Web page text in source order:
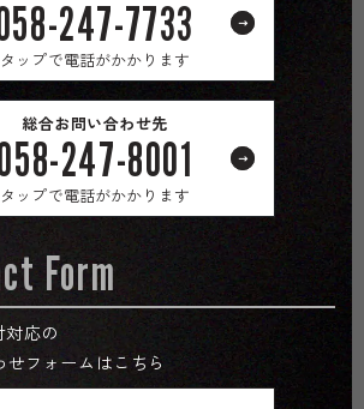
247-7733
タップで電話がかかります
総合お問い合わせ先
247-8001
タップで電話がかかります
Form
対応の
せフォームはこちら